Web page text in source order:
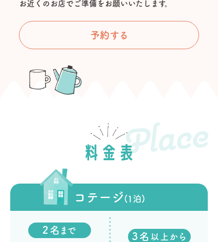
お近くのお店でご準備をお願いいたします。
予約する
Place
料金表
コテージ(1泊)
2名 まで
3名 以上から